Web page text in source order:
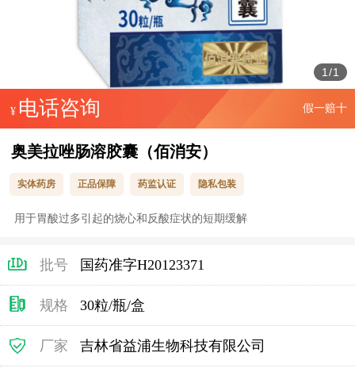
1 /1
¥ 电话咨询 假一赔十
奥美拉唑肠溶胶囊（佰消安）
实体药房 正品保障 药监认证 隐私包装
用于胃酸过多引起的烧心和反酸症状的短期缓解
批号 国药准字H20123371
规格 30粒/瓶/盒
厂家 吉林省益浦生物科技有限公司